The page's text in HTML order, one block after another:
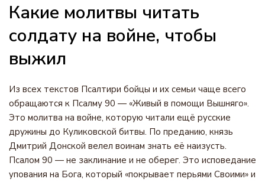
Какие молитвы читать
солдату на войне, чтобы
выжил
Из всех текстов Псалтири бойцы и их семьи чаще всего
обращаются к Псалму 90 — «Живый в помощи Вышняго».
Это молитва на войне, которую читали ещё русские
дружины до Куликовской битвы. По преданию, князь
Дмитрий Донской велел воинам знать её наизусть.
Псалом 90 — не заклинание и не оберег. Это исповедание
упования на Бога, который «покрывает перьями Своими» и